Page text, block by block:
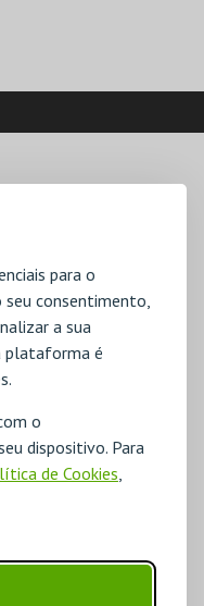
para o
consentimento,
a sua
plataforma é
o
dispositivo. Para
de Cookies,